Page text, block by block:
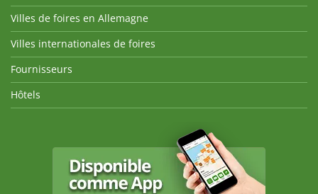
Villes de foires en Allemagne
Villes internationales de foires
Fournisseurs
Hôtels